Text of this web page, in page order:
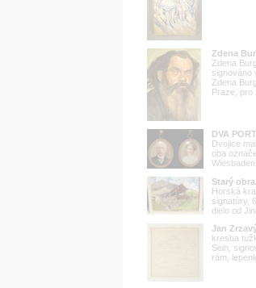
Zdena
Zdena
signováno
Zdena
Praze, pro
DVA
Dvojice
oba
Starý
Horská
signatúry,
dielo od
Jan
kresba
Sein,
rám,